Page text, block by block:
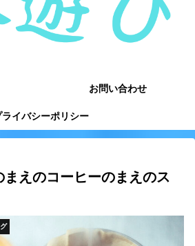
お問い合わせ
ライバシーポリシー
えのコーヒーのまえのス